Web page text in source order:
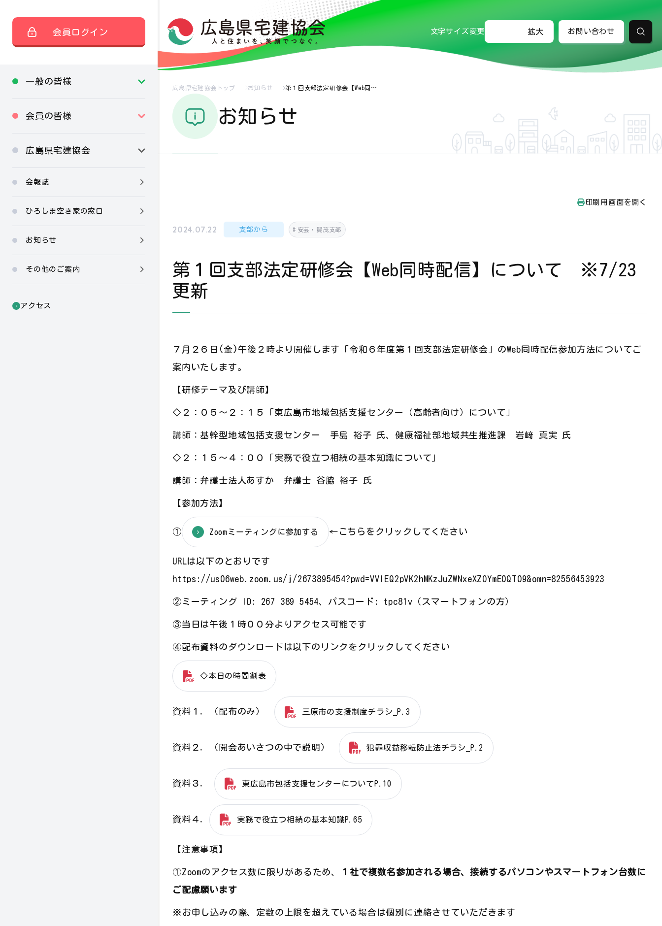
会員ログイン
一般の皆様
会員の皆様
広島県宅建協会
会報誌
ひろしま空き家の窓口
お知らせ
その他のご案内
アクセス
文字サイズ変更 拡大 お問い合わせ 検索
広島県宅建協会トップ お知らせ 第１回支部法定研修会【Web同…
お知らせ
印刷用画面を開く
2024.07.22 支部から 安芸・賀茂支部
第１回支部法定研修会【Web同時配信】について ※7/23
更新
７月２６日(金)午後２時より開催します「令和６年度第１回支部法定研修会」のWeb同時配信参加方法についてご
案内いたします。
【研修テーマ及び講師】
◇２：０５～２：１５「東広島市地域包括支援センター（高齢者向け）について」
講師：基幹型地域包括支援センター 手島 裕子 氏、健康福祉部地域共生推進課 岩﨑 真実 氏
◇２：１５～４：００「実務で役立つ相続の基本知識について」
講師：弁護士法人あすか 弁護士 谷脇 裕子 氏
【参加方法】
① Zoomミーティングに参加する ←こちらをクリックしてください
URLは以下のとおりです
https://us06web.zoom.us/j/2673895454?pwd=VVlEQ2pVK2hMKzJuZWNxeXZOYmE0QT09&omn=82556453923
②ミーティング ID: 267 389 5454、パスコード: tpc81v（スマートフォンの方）
③当日は午後１時００分よりアクセス可能です
④配布資料のダウンロードは以下のリンクをクリックしてください
◇本日の時間割表
資料１．（配布のみ） 三原市の支援制度チラシ_P.3
資料２．（開会あいさつの中で説明） 犯罪収益移転防止法チラシ_P.2
資料３． 東広島市包括支援センターについてP.10
資料４． 実務で役立つ相続の基本知識P.65
【注意事項】
①Zoomのアクセス数に限りがあるため、
１社で複数名参加される場合、接続するパソコンやスマートフォン台数に
ご配慮願います
※お申し込みの際、定数の上限を超えている場合は個別に連絡させていただきます